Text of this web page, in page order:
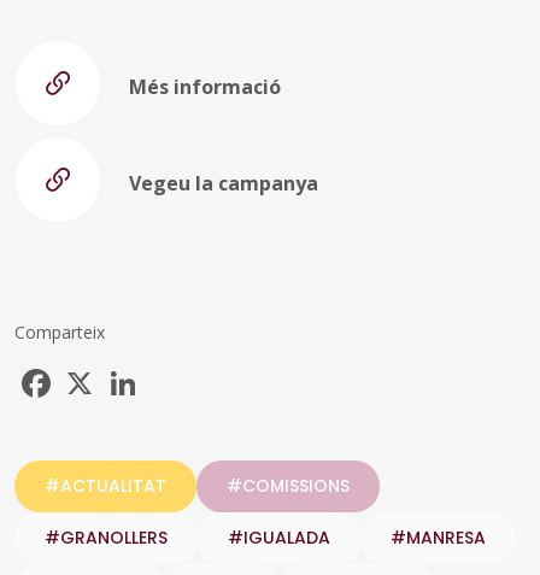
Més informació
Vegeu la campanya
Comparteix
Facebook
#ACTUALITAT #COMISSIONS
#GRANOLLERS #IGUALADA #MANRESA